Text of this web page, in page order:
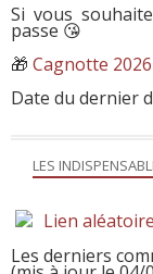
LES
Lien
Les derniers
Si vous
passe 😘
🎁 Cagnotte
Date du dernier